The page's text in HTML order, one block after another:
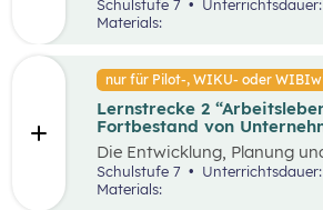
beurteilen und erfolgreich
können.
Wirtschaft ist es von großer
organisatorischer Ebene.
am Markt überleben und
benötigt es
Intrapreneur:innen, die über
Eigenschaften verfügen.
große Rolle in unserer
Arbeitsplätze schaffen,
voranbringen und das
Schulstufe 7 Unterrichtsdauer:
Materials:
nur für Pilot-, WIKU- oder
Lernstrecke 2
Fortbestand von
Die Entwicklung, Planung
guten Geschäftsidee ist
eines erfolgreichen
Schulstufe 7 Unterrichtsdauer:
Materials: